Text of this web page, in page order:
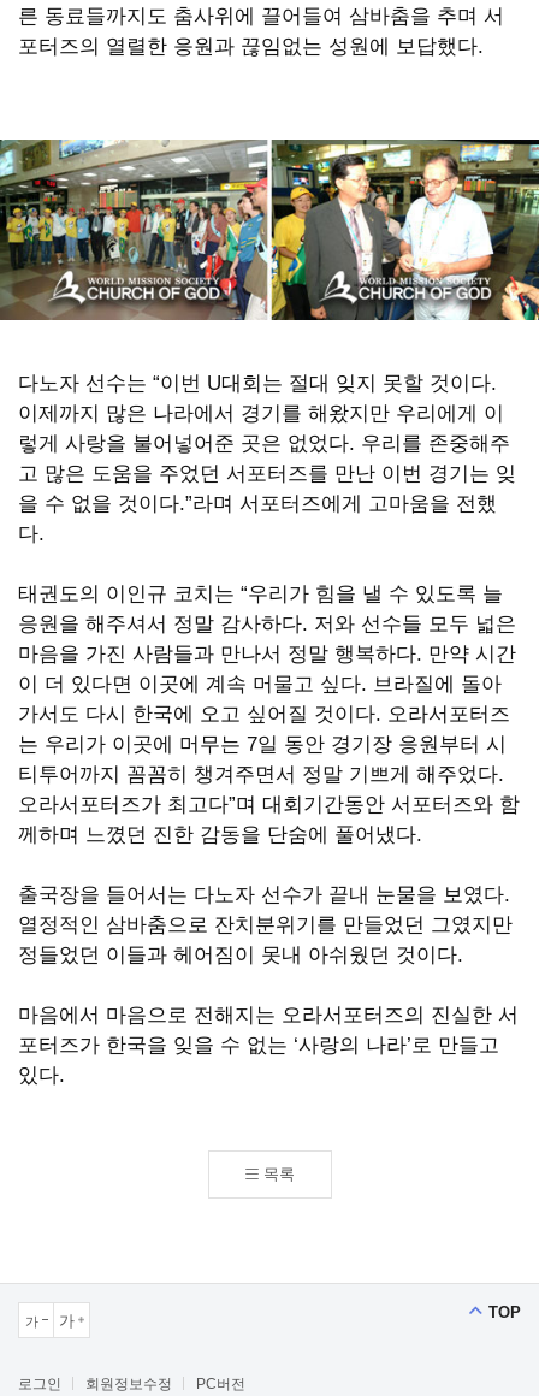
옙
WORLD
MISSION
SOCIETY
CHURCH
OF
GOD
른 동료들까지도 춤사위에 끌어들여 삼바춤을 추며 서
포터즈의 열렬한 응원과 끊임없는 성원에 보답했다.
다노자 선수는 “이번 U대회는 절대 잊지 못할 것이다.
이제까지 많은 나라에서 경기를 해왔지만 우리에게 이
렇게 사랑을 불어넣어준 곳은 없었다. 우리를 존중해주
고 많은 도움을 주었던 서포터즈를 만난 이번 경기는 잊
을 수 없을 것이다.”라며 서포터즈에게 고마움을 전했
다.
태권도의 이인규 코치는 “우리가 힘을 낼 수 있도록 늘
응원을 해주셔서 정말 감사하다. 저와 선수들 모두 넓은
마음을 가진 사람들과 만나서 정말 행복하다. 만약 시간
이 더 있다면 이곳에 계속 머물고 싶다. 브라질에 돌아
가서도 다시 한국에 오고 싶어질 것이다. 오라서포터즈
는 우리가 이곳에 머무는 7일 동안 경기장 응원부터 시
티투어까지 꼼꼼히 챙겨주면서 정말 기쁘게 해주었다.
오라서포터즈가 최고다”며 대회기간동안 서포터즈와 함
께하며 느꼈던 진한 감동을 단숨에 풀어냈다.
출국장을 들어서는 다노자 선수가 끝내 눈물을 보였다.
열정적인 삼바춤으로 잔치분위기를 만들었던 그였지만
정들었던 이들과 헤어짐이 못내 아쉬웠던 것이다.
마음에서 마음으로 전해지는 오라서포터즈의 진실한 서
포터즈가 한국을 잊을 수 없는 ‘사랑의 나라’로 만들고
있다.
목록
가
작게보기
가
크게보기
TOP
로그인 회원정보수정 PC버전